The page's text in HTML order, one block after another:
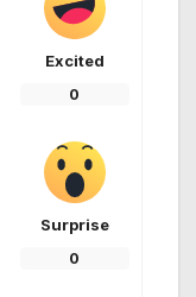
Excited
0
Surprise
0